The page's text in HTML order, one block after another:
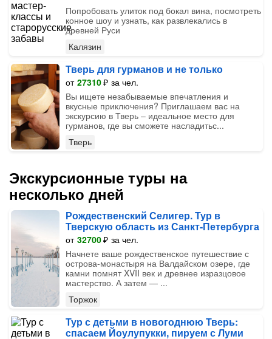
Попробовать улиток под бокал вина, посмотреть
конное шоу и узнать, как развлекались в
древней Руси
Калязин
Тверь для гурманов и не только
от 27310₽ за чел.
Вы ищете незабываемые впечатления и
вкусные приключения? Приглашаем вас на
экскурсию в Тверь – идеальное место для
гурманов, где вы сможете насладитьс...
Тверь
Экскурсионные туры на
несколько дней
Рождественский Селигер. Тур в
Тверскую область из Санкт-Петербурга
от 32700₽ за чел.
Начнете ваше рождественское путешествие с
острова-монастыря на Валдайском озере, где
камни помнят XVII век и древнее изразцовое
мастерство. А затем — ...
Торжок
Тур с детьми в новогоднюю Тверь:
спасаем Йоулупукки, пируем с Луми